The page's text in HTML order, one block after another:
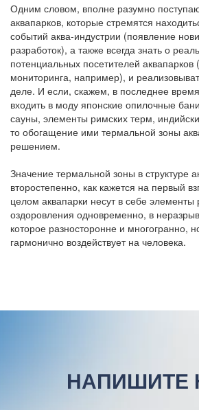
Одним словом, вполне разумно
аквапарков, которые стремятся
событий аква-индустрии (появление
разработок), а также всегда знать о
потенциальных посетителей аквапарков
мониторинга, например), и
деле. И если, скажем, в последнее
входить в моду японские опилочные
сауны, элементы римских терм,
то обогащение ими термальной зоны
решением.
Значение термальной зоны в структуре
второстепенно, как кажется на первый
целом аквапарки несут в себе элементы
оздоровления одновременно, в
которое разносторонне и многогранно,
гармонично воздействует на человека.
НАПИШИТЕ